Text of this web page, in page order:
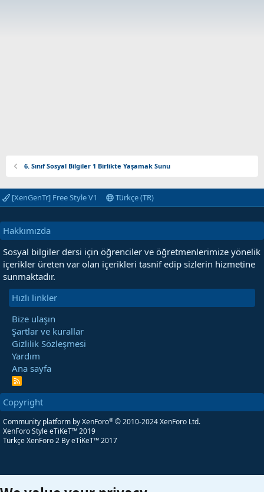
6. Sınıf Sosyal Bilgiler 1 Birlikte Yaşamak Sunu
[XenGenTr] Free Style V1 Türkçe (TR)
Hakkımızda
Sosyal bilgiler dersi için öğrenciler ve öğretmenlerimize yönelik
içerikler üreten var olan içerikleri tasnif edip sizlerin hizmetine
sunmaktadır.
Hızlı linkler
Bize ulaşın
Şartlar ve kurallar
Gizlilik Sözleşmesi
Yardım
Ana sayfa
R
S
Copyright
Community platform by XenForo® © 2010-2024 XenForo Ltd.
XenForo Style eTiKeT™ 2019
Türkçe XenForo 2 By eTiKeT™ 2017